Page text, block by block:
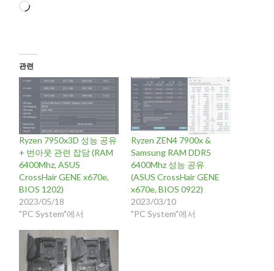
로
관련
Ryzen 7950x3D 성능 공유
+ 번아웃 관련 잡담 (RAM
6400Mhz, ASUS
CrossHair GENE x670e,
BIOS 1202)
2023/05/18
"PC System"에서
Ryzen ZEN4 7900x &
Samsung RAM DDR5
6400Mhz 성능 공유
(ASUS CrossHair GENE
x670e, BIOS 0922)
2023/03/10
"PC System"에서